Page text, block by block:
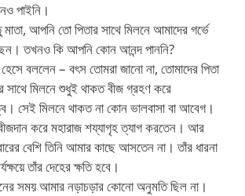
পাইনি।
আপনি তো পিতার সাথে মিলনে আমাদের গর্ভে
তখনও কি আপনি কোন আনন্দ পাননি?
হেসে বললেন – বৎস তোমরা জানো না, তোমাদের পিতা
সাথে মিলনে শুধুই থাকত বীজ গ্রহণ করে
সেই মিলনে থাকত না কোন ভালবাসা বা আবেগ।
করে মহারাজ শয্যাগৃহ ত্যাগ করতেন। আর
বেশি তিনি আমার কাছে আসতেন না। তাঁর ধারনা
তাঁর দেহের ক্ষতি হবে।
সময় আমার নড়াচড়ার কোনো অনুমতি ছিল না।